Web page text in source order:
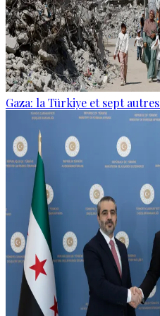
Gaza: la Türkiye et sept